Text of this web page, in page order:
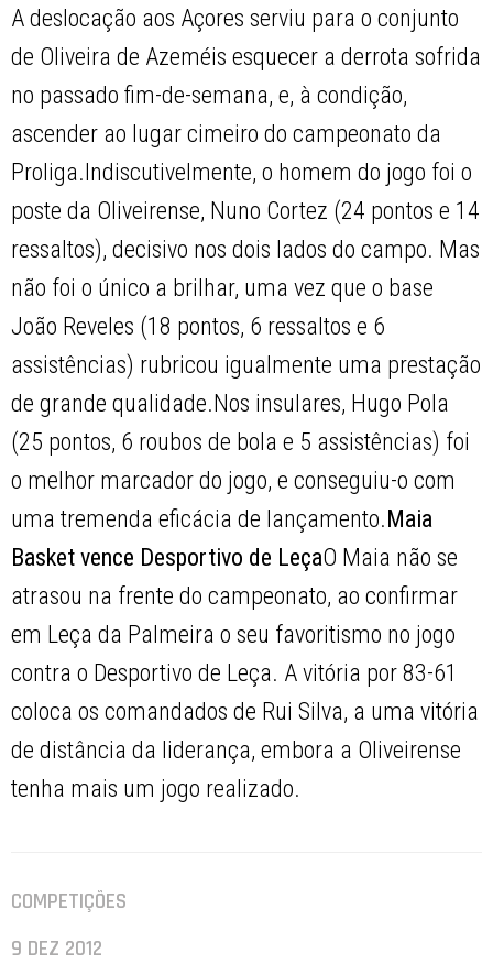
A deslocação aos Açores serviu para o conjunto
de Oliveira de Azeméis esquecer a derrota sofrida
no passado fim-de-semana, e, à condição,
ascender ao lugar cimeiro do campeonato da
Proliga.Indiscutivelmente, o homem do jogo foi o
poste da Oliveirense, Nuno Cortez (24 pontos e 14
ressaltos), decisivo nos dois lados do campo. Mas
não foi o único a brilhar, uma vez que o base
João Reveles (18 pontos, 6 ressaltos e 6
assistências) rubricou igualmente uma prestação
de grande qualidade.Nos insulares, Hugo Pola
(25 pontos, 6 roubos de bola e 5 assistências) foi
o melhor marcador do jogo, e conseguiu-o com
uma tremenda eficácia de lançamento. Maia
Basket vence Desportivo de LeçaO Maia não se
atrasou na frente do campeonato, ao confirmar
em Leça da Palmeira o seu favoritismo no jogo
contra o Desportivo de Leça. A vitória por 83-61
coloca os comandados de Rui Silva, a uma vitória
de distância da liderança, embora a Oliveirense
tenha mais um jogo realizado.
COMPETIÇÕES
9 DEZ 2012